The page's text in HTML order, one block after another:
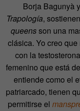
Borja Bagunyà
Trapología,
queensson una
clásica. Yo creo
con la
femenino que está
entiende como el
patriarcado, tienen
permitirse el